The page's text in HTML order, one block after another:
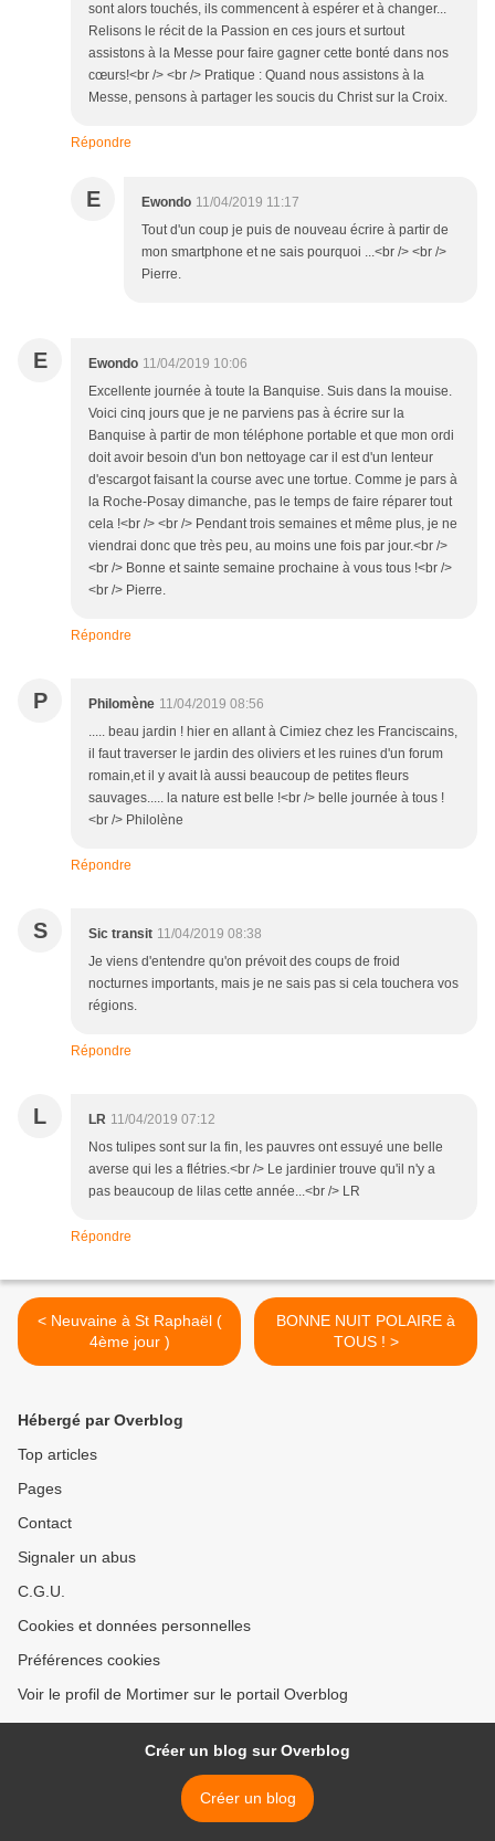
sont alors touchés, ils commencent à espérer et à changer...
Relisons le récit de la Passion en ces jours et surtout
assistons à la Messe pour faire gagner cette bonté dans nos
cœurs!<br /> <br /> Pratique : Quand nous assistons à la
Messe, pensons à partager les soucis du Christ sur la Croix.
Répondre
E Ewondo 11/04/2019 11:17
Tout d'un coup je puis de nouveau écrire à partir de
mon smartphone et ne sais pourquoi ...<br /> <br />
Pierre.
E Ewondo 11/04/2019 10:06
Excellente journée à toute la Banquise. Suis dans la mouise.
Voici cinq jours que je ne parviens pas à écrire sur la
Banquise à partir de mon téléphone portable et que mon ordi
doit avoir besoin d'un bon nettoyage car il est d'un lenteur
d'escargot faisant la course avec une tortue. Comme je pars à
la Roche-Posay dimanche, pas le temps de faire réparer tout
cela !<br /> <br /> Pendant trois semaines et même plus, je ne
viendrai donc que très peu, au moins une fois par jour.<br />
<br /> Bonne et sainte semaine prochaine à vous tous !<br />
<br /> Pierre.
Répondre
P Philomène 11/04/2019 08:56
..... beau jardin ! hier en allant à Cimiez chez les Franciscains,
il faut traverser le jardin des oliviers et les ruines d'un forum
romain,et il y avait là aussi beaucoup de petites fleurs
sauvages..... la nature est belle !<br /> belle journée à tous !
<br /> Philolène
Répondre
S Sic transit 11/04/2019 08:38
Je viens d'entendre qu'on prévoit des coups de froid
nocturnes importants, mais je ne sais pas si cela touchera vos
régions.
Répondre
L LR 11/04/2019 07:12
Nos tulipes sont sur la fin, les pauvres ont essuyé une belle
averse qui les a flétries.<br /> Le jardinier trouve qu'il n'y a
pas beaucoup de lilas cette année...<br /> LR
Répondre
< Neuvaine à St Raphaël (
4ème jour )
BONNE NUIT POLAIRE à
TOUS ! >
Hébergé par Overblog
Top articles
Pages
Contact
Signaler un abus
C.G.U.
Cookies et données personnelles
Préférences cookies
Voir le profil de Mortimer sur le portail Overblog
Créer un blog sur Overblog
Créer un blog